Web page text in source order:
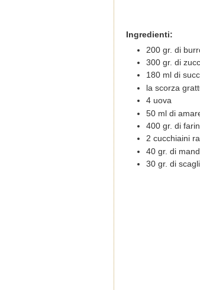
Ingredienti:
200 gr. di
300 gr. di
180 ml di
la scorza
4 uova
50 ml di
400 gr. di
2 cucchiaini
40 gr. di
30 gr. di